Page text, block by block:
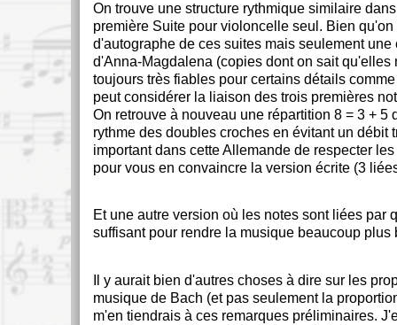
On trouve une structure rythmique similaire
première Suite pour violoncelle seul. Bien
d'autographe de ces suites mais seulement une
d'Anna-Magdalena (copies dont on sait qu'elles
toujours très fiables pour certains détails
peut considérer la liaison des trois premières
On retrouve à nouveau une répartition 8 = 3 + 5
rythme des doubles croches en évitant un débit
important dans cette Allemande de respecter
pour vous en convaincre la version écrite (3
Et une autre version où les notes sont liées par
suffisant pour rendre la musique beaucoup plus
Il y aurait bien d'autres choses à dire sur les
musique de Bach (et pas seulement la
m'en tiendrais à ces remarques préliminaires.